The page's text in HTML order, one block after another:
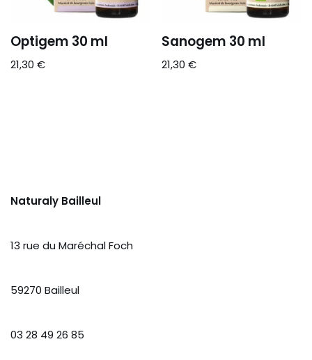
Optigem 30 ml
21,30 €
Sanogem 30 ml
21,30€
Naturaly Bailleul
13 rue du Maréchal Foch
59270 Bailleul
03 28 49 26 85